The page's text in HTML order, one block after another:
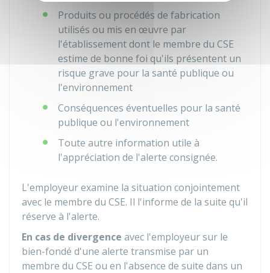
Produits ou procédés de fabrication
utilisés ou mis en œuvre par
l'établissement dont le membre du CSE
estime de bonne foi qu'ils présentent un
risque grave pour la santé publique ou
l'environnement
Conséquences éventuelles pour la santé
publique ou l'environnement
Toute autre information utile à
l'appréciation de l'alerte consignée.
L'employeur examine la situation conjointement
avec le membre du CSE. Il l'informe de la suite qu'il
réserve à l'alerte.
En cas de divergence avec l'employeur sur le
bien-fondé d'une alerte transmise par un
membre du CSE ou en l'absence de suite dans un